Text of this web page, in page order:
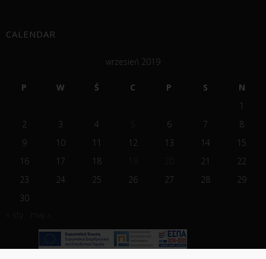
CALENDAR
wrzesień 2019
P W Ś C P S
N
1
2
3 4 6 7
8
9
10 11 12 13 14
15
16
17 18 21
22
23
24 25 26 27 28
29
30